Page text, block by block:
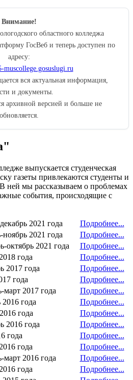
Внимание!
областного колледжа
ГосВеб и теперь доступен по
адресу:
muscollege.gosuslugi.ru
вся актуальная информация,
и документы.
архивной версией и больше не
обновляется.
выпускается студенческая
газеты привлекаются студенты и
ней мы рассказываем о проблемах
события, происходящие с
2021 года
Подробнее...
2021 года
Подробнее...
октябрь 2021 года
Подробнее...
года
Подробнее...
2017 года
Подробнее...
года
Подробнее...
март 2017 года
Подробнее...
года
Подробнее...
года
Подробнее...
2016 года
Подробнее...
года
Подробнее...
года
Подробнее...
март 2016 года
Подробнее...
года
Подробнее...